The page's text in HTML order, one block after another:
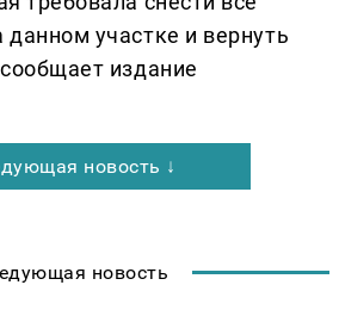
данном участке и вернуть
издание
новость ↓
новость